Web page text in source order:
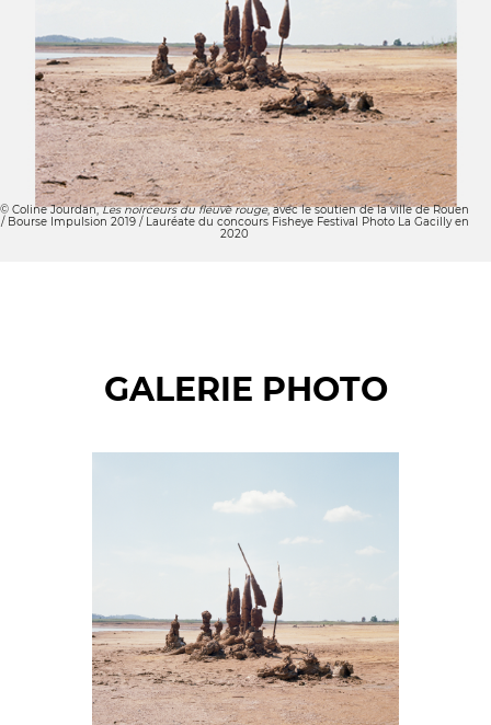
© Coline Jourdan,Les noirceurs du fleuve rouge, avec le soutien de la ville de Rouen
/ Bourse Impulsion 2019 / Lauréate du concours Fisheye Festival Photo La Gacilly en
2020
GALERIE PHOTO